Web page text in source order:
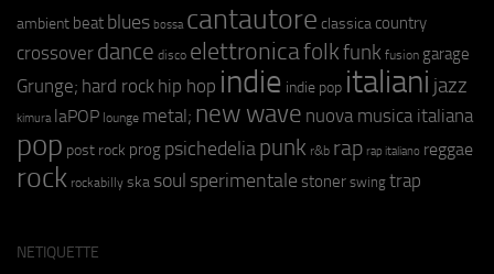
ambient beat blues bossa cantautore classica country
crossover dance disco elettronicafolkfunk fusion garage
Grunge; hard rock hip hop indie indie pop italiani jazz
kimura laPOP lounge metal; new wave nuova musica italiana
pop post rock prog psichedeliapunk r&b rap rap italiano reggae
rock rockabilly ska soul sperimentale stoner swing trap
NETIQUETTE